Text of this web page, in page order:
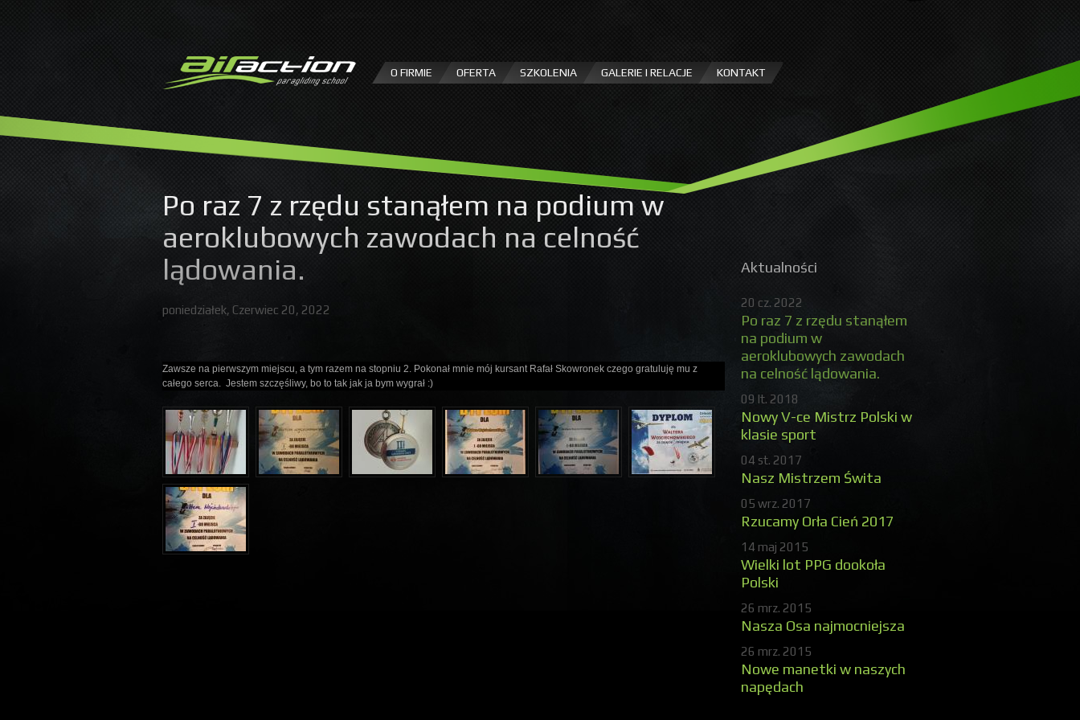
O FIRMIE OFERTA SZKOLENIA GALERIE I RELACJE KONTAKT
Po raz 7 z rzędu stanąłem na podium w
aeroklubowych zawodach na celność
lądowania.
poniedziałek, Czerwiec 20, 2022
Zawsze na pierwszym miejscu, a tym razem na stopniu 2. Pokonał mnie mój kursant Rafał Skowronek czego gratuluję mu z
całego serca. Jestem szczęśliwy, bo to tak jak ja bym wygrał :)
Aktualności
20 cz. 2022
Po raz 7 z rzędu stanąłem
na podium w
aeroklubowych zawodach
na celność lądowania.
09 lt. 2018
Nowy V-ce Mistrz Polski w
klasie sport
04 st. 2017
Nasz Mistrzem Świta
05 wrz. 2017
Rzucamy Orła Cień 2017
14 maj 2015
Wielki lot PPG dookoła
Polski
26 mrz. 2015
Nasza Osa najmocniejsza
26 mrz. 2015
Nowe manetki w naszych
napędach